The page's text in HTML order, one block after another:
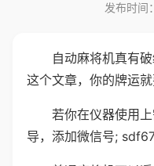
发布时间
自动麻将机真有
这个文章，你的牌运就
若你在仪器使用
导，添加微信号;